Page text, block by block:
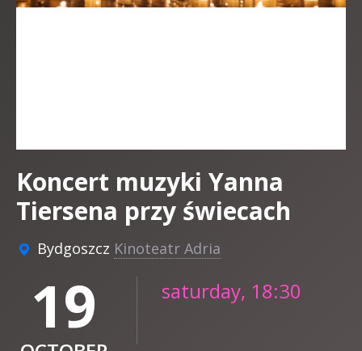
Koncert muzyki Yanna
Tiersena przy świecach
Bydgoszcz Kinoteatr Adria
19 saturday, 18:30